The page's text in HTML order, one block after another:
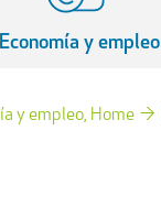
Economía y empleo
y empleo Home